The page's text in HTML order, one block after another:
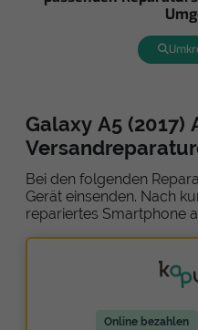
Galaxy A5 (2017)
Bei den folgenden
Gerät einsenden. Nach
repariertes Smartphone
Online bezahlen